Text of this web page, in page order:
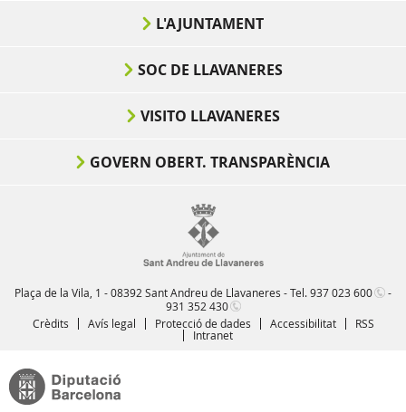
L'AJUNTAMENT
SOC DE LLAVANERES
VISITO LLAVANERES
GOVERN OBERT. TRANSPARÈNCIA
Plaça de la Vila, 1 - 08392 Sant Andreu de Llavaneres - Tel.937 023 600
-
931 352 430
Crèdits
Avís legal Protecció de dades Accessibilitat
RSS
Intranet